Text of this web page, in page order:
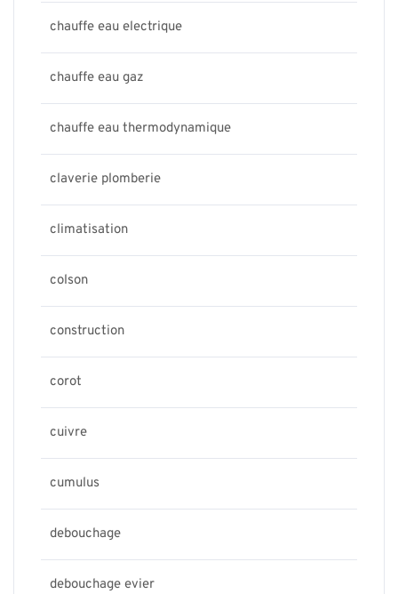
chauffe eau electrique
chauffe eau gaz
chauffe eau thermodynamique
claverie plomberie
climatisation
colson
construction
corot
cuivre
cumulus
debouchage
debouchage evier